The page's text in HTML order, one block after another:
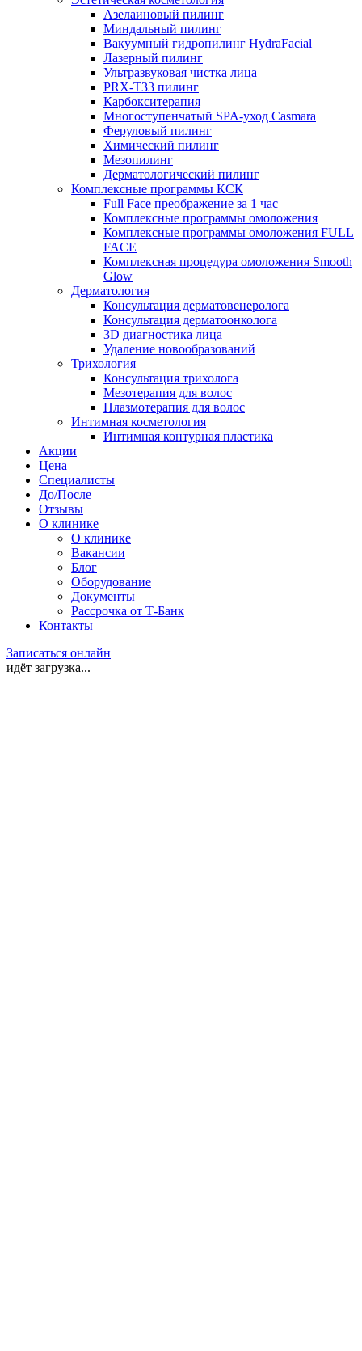
Азелаиновый пилинг
Миндальный пилинг
Вакуумный гидропилинг HydraFacial
Лазерный пилинг
Ультразвуковая чистка лица
PRX-T33 пилинг
Карбокситерапия
Многоступенчатый SPA-уход Сasmara
Феруловый пилинг
Химический пилинг
Мезопилинг
Дерматологический пилинг
Комплексные программы КСК
Full Face преображение за 1 час
Комплексные программы омоложения
Комплексные программы омоложения FULL
FACE
Комплексная процедура омоложения Smooth
Glow
Дерматология
Консультация дерматовенеролога
Консультация дерматоонколога
3D диагностика лица
Удаление новообразований
Трихология
Консультация трихолога
Мезотерапия для волос
Плазмотерапия для волос
Интимная косметология
Интимная контурная пластика
Акции
Цена
Специалисты
До/После
Отзывы
О клинике
О клинике
Вакансии
Блог
Оборудование
Документы
Рассрочка от Т-Банк
Контакты
Записаться онлайн
идёт загрузка...